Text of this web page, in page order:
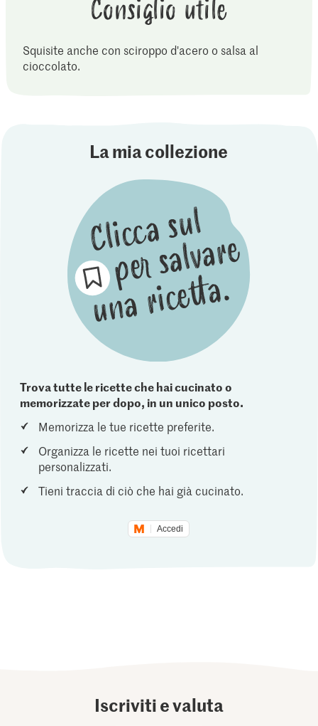
Consiglio utile
Squisite anche con sciroppo d'acero o salsa al
cioccolato.
La mia collezione
Trova tutte le ricette che hai cucinato o
memorizzate per dopo, in un unico posto.
Memorizza le tue ricette preferite.
Organizza le ricette nei tuoi ricettari
personalizzati.
Tieni traccia di ciò che hai già cucinato.
Accedi
Iscriviti e valuta